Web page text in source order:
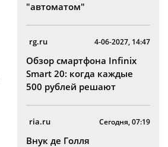
"автоматом"
rg.ru 4-06-2027, 14:47
Обзор смартфона Infinix
Smart 20: когда каждые
500 рублей решают
ria.ru Сегодня, 07:19
Внук де Голля